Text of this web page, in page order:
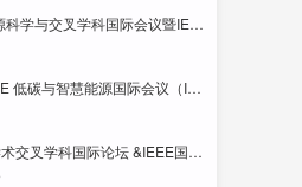
2025年能源科学与交叉学科国际会议暨IEEE PES 中国卫星技术委员会SBLC年会
2025年IEEE 低碳与智慧能源国际会议（ICLCSE 2025）
首届中大学术交叉学科国际论坛 &IEEE国际标准研讨会